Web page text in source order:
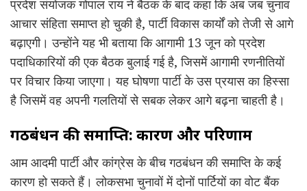
प्रदेश संयोजक गोपाल राय ने बैठक के बाद कहा कि अब जब चुनाव
आचार संहिता समाप्त हो चुकी है, पार्टी विकास कार्यों को तेजी से आगे
बढ़ाएगी। उन्होंने यह भी बताया कि आगामी 13 जून को प्रदेश
पदाधिकारियों की एक बैठक बुलाई गई है, जिसमें आगामी रणनीतियों
पर विचार किया जाएगा। यह घोषणा पार्टी के उस प्रयास का हिस्सा
है जिसमें वह अपनी गलतियों से सबक लेकर आगे बढ़ना चाहती है।
गठबंधन की समाप्ति: कारण और परिणाम
आम आदमी पार्टी और कांग्रेस के बीच गठबंधन की समाप्ति के कई
कारण हो सकते हैं। लोकसभा चुनावों में दोनों पार्टियों का वोट बैंक